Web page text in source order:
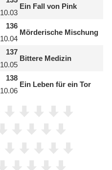
10.03
Ein Fall von Pink
136
10.04
Mörderische Mischung
137
10.05
Bittere Medizin
138
10.06
Ein Leben für ein Tor